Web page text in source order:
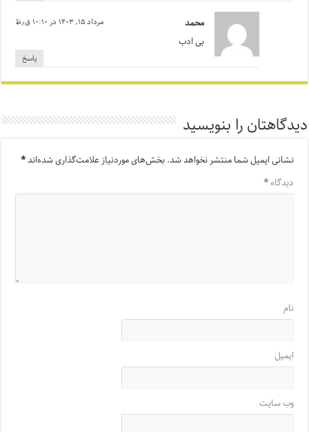
محمد مرداد ۱۵, ۱۴۰۳ در ۱۰:۱۰ ق٫ظ
بی ادب
پاسخ
دیدگاهتان را بنویسید
نشانی ایمیل شما منتشر نخواهد شد.بخش‌های موردنیاز علامت‌گذاری شده‌اند*
دیدگاه*
نام
ایمیل
وب‌ سایت